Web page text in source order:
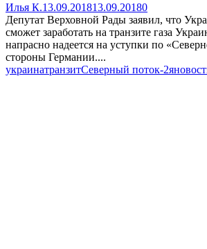
Илья К.13.09.201813.09.20180
Депутат Верховной Рады заявил, что
сможет заработать на транзите газа
напрасно надеется на уступки по
стороны Германии....
украинатранзитСеверный поток-2